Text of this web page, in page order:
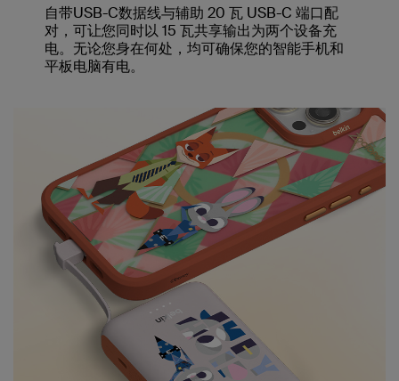
自带USB-C数据线与辅助 20 瓦 USB-C 端口配
对，可让您同时以 15 瓦共享输出为两个设备充
电。无论您身在何处，均可确保您的智能手机和
平板电脑有电。